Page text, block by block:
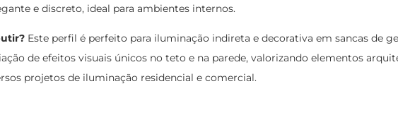
e discreto, ideal para ambientes internos.
Este perfil é perfeito para iluminação indireta e decorativa em sancas de
de efeitos visuais únicos no teto e na parede, valorizando elementos
projetos de iluminação residencial e comercial.